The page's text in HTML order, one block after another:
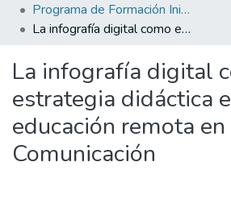
All of DSpace
Programa de Formación Inicial docente
La infografía digital como estrategia didáctica en la educación remota en el Área de Comunicación
La infografía digital
estrategia didáctica
educación remota
Comunicación